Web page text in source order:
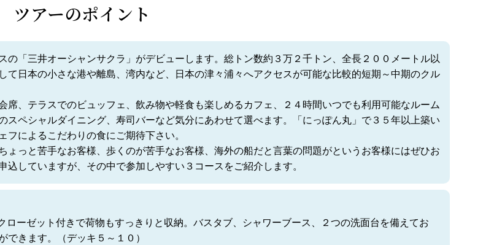
ツアーのポイント
の「三井オーシャンサクラ」がデビューします。総トン数約３万２千トン、全長２００メートル以
日本の小さな港や離島、湾内など、日本の津々浦々へアクセスが可能な比較的短期～中期のクル
席、テラスでのビュッフェ、飲み物や軽食も楽しめるカフェ、２４時間いつでも利用可能なルーム
ペシャルダイニング、寿司バーなど気分にあわせて選べます。「にっぽん丸」で３５年以上築い
によるこだわりの食にご期待下さい。
ょっと苦手なお客様、歩くのが苦手なお客様、海外の船だと言葉の問題がというお客様にはぜひお
していますが、その中で参加しやすい３コースをご紹介します。
ーゼット付きで荷物もすっきりと収納。バスタブ、シャワーブース、２つの洗面台を備えてお
きます。（デッキ５～１０）